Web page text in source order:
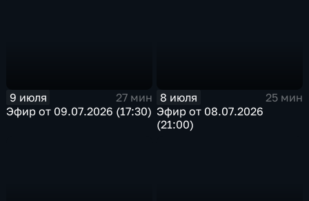
9 июля
27 мин
Эфир от 09.07.2026 (17:30)
8 июля
25 мин
Эфир от 08.07.2026
(21:00)